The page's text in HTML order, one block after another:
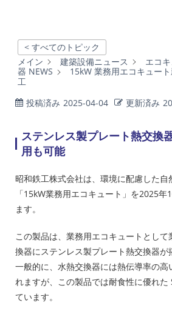
< すべてのトピック
メイン
建築設備ニュース
エコ
器 NEWS
15kW 業務用エコキュー
工
投稿済み 2025-04-04 更新済み
ステンレス製プレート熱交換
用も可能
昭和鉄工株式会社は、環境に配慮した自
「15kW業務用エコキュート」を2025年
ます。
この製品は、業務用エコキュートとし
換器にステンレス製プレート熱交換器が
一般的に、水熱交換器には熱伝導率の高
れますが、この製品では耐食性に優れた
ています。